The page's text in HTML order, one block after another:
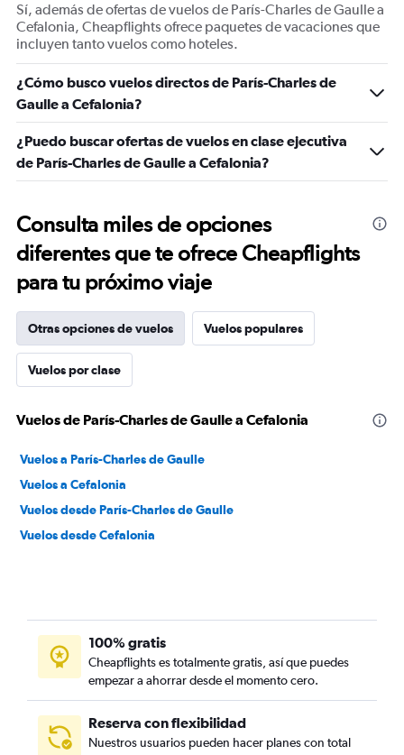
Sí, además de ofertas de vuelos de París-Charles de Gaulle a
Cefalonia, Cheapflights ofrece paquetes de vacaciones que
incluyen tanto vuelos como hoteles.
¿Cómo busco vuelos directos de París-Charles de
Gaulle a Cefalonia?
¿Puedo buscar ofertas de vuelos en clase ejecutiva
de París-Charles de Gaulle a Cefalonia?
Consulta miles de opciones
diferentes que te ofrece Cheapflights
para tu próximo viaje
Otras opciones de vuelos Vuelos populares
Vuelos por clase
Vuelos de París-Charles de Gaulle a Cefalonia
Vuelos a París-Charles de Gaulle
Vuelos a Cefalonia
Vuelos desde París-Charles de Gaulle
Vuelos desde Cefalonia
100% gratis
Cheapflights es totalmente gratis, así que puedes
empezar a ahorrar desde el momento cero.
Reserva con flexibilidad
Nuestros usuarios pueden hacer planes con total